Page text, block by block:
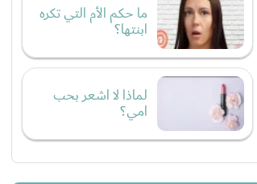
ما حكم الأم التي تكره
ابنتها؟
لماذا لا اشعر بحب
امي؟